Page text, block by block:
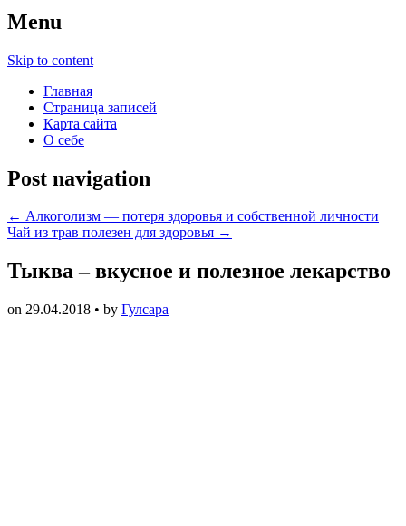
Menu
Skip to content
Главная
Страница записей
Карта сайта
О себе
Post navigation
← Алкоголизм — потеря здоровья и собственной личности
Чай из трав полезен для здоровья →
Тыква – вкусное и полезное лекарство
on 29.04.2018 • by Гулсара